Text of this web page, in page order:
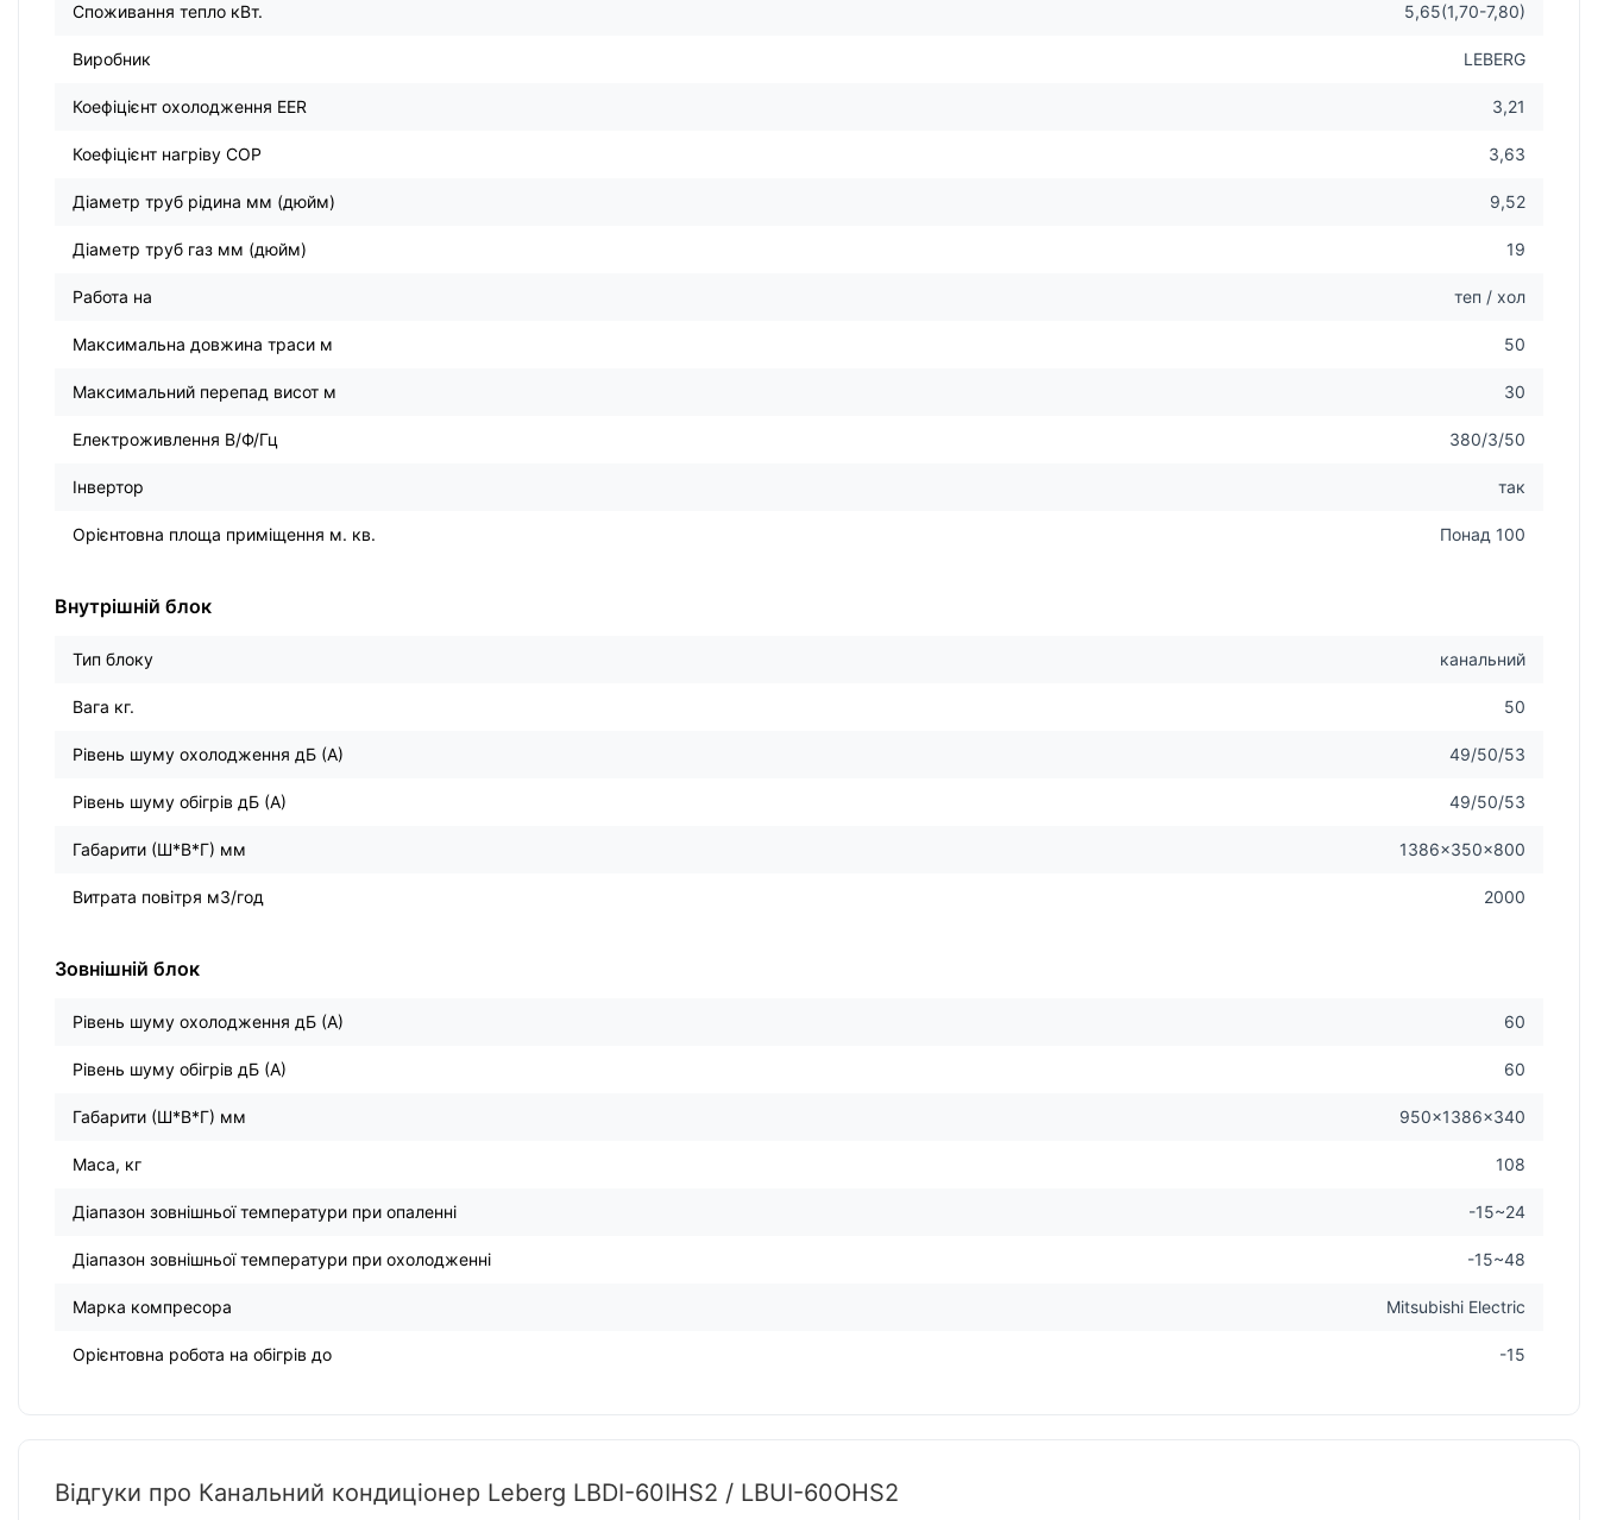
Споживання тепло кВт. 5,65(1,70-7,80)
Виробник LEBERG
Коефіцієнт охолодження EER 3,21
Коефіцієнт нагріву COP 3,63
Діаметр труб рідина мм (дюйм) 9,52
Діаметр труб газ мм (дюйм) 19
Работа на теп / хол
Максимальна довжина траси м 50
Максимальний перепад висот м 30
Електроживлення В/Ф/Гц 380/3/50
Інвертор так
Орієнтовна площа приміщення м. кв. Понад 100
Внутрішній блок
Тип блоку канальний
Вага кг. 50
Рівень шуму охолодження дБ (А) 49/50/53
Рівень шуму обігрів дБ (А) 49/50/53
Габарити (Ш*В*Г) мм 1386×350×800
Витрата повітря м3/год 2000
Зовнішній блок
Рівень шуму охолодження дБ (А) 60
Рівень шуму обігрів дБ (А) 60
Габарити (Ш*В*Г) мм 950×1386×340
Маса, кг 108
Діапазон зовнішньої температури при опаленні -15~24
Діапазон зовнішньої температури при охолодженні -15~48
Марка компресора Mitsubishi Electric
Орієнтовна робота на обігрів до -15
Відгуки про Канальний кондиціонер Leberg LBDI-60IHS2 / LBUI-60OHS2